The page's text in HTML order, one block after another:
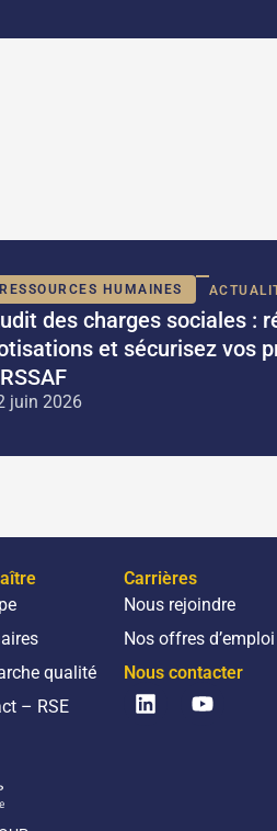
RESSOURCES HUMAINES
des charges sociales :
et sécurisez vos
juin 2026
qualité
– RSE
Carrières
Nous rejoindre
Nos offres d’emploi
Nous contacter
LinkedinYoutube